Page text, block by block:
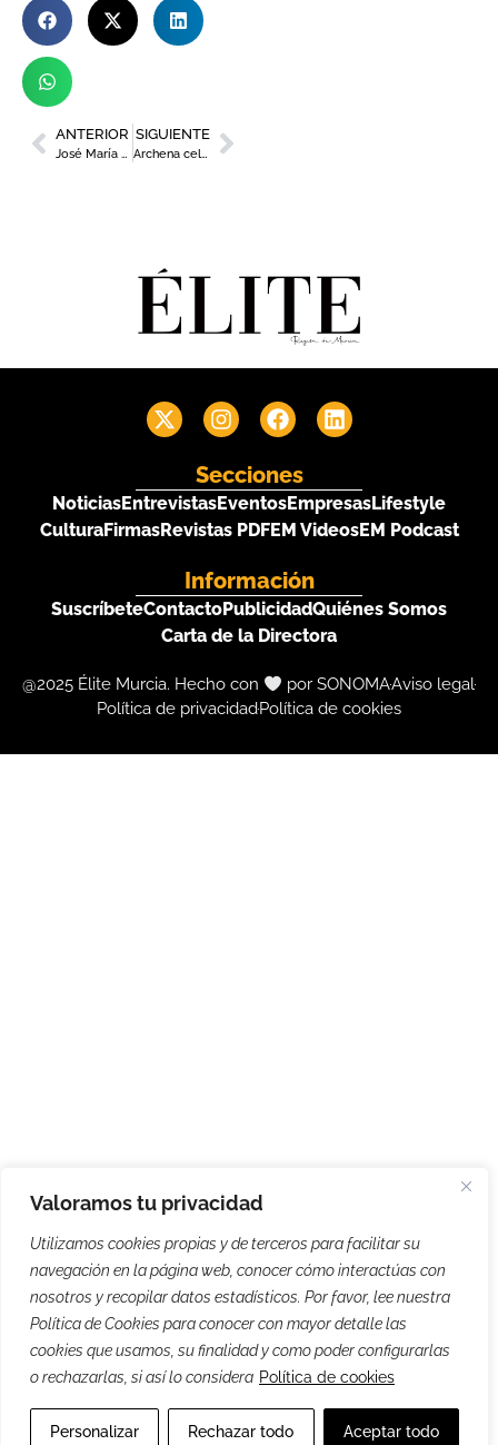
Valoramos tu privacidad
Utilizamos cookies propias y de terceros para facilitar su
navegación en la página web, conocer cómo interactúas con
nosotros y recopilar datos estadísticos. Por favor, lee nuestra
Política de Cookies para conocer con mayor detalle las
cookies que usamos, su finalidad y como poder configurarlas
o rechazarlas, si así lo considera Política de cookies
Personalizar Rechazar todo Aceptar todo
ANTERIOR
José María Garres expone ‘¡Grita!’ en la Sala Alta del Almudí
SIGUIENTE
Archena celebra 560 años de historia
Secciones
NoticiasEntrevistasEventosEmpresasLifestyle
CulturaFirmasRevistas PDFEM VideosEM Podcast
Información
SuscríbeteContactoPublicidadQuiénes Somos
Carta de la Directora
@2025 Élite Murcia. Hecho con por SONOMAAviso legal
Política de privacidadPolítica de cookies